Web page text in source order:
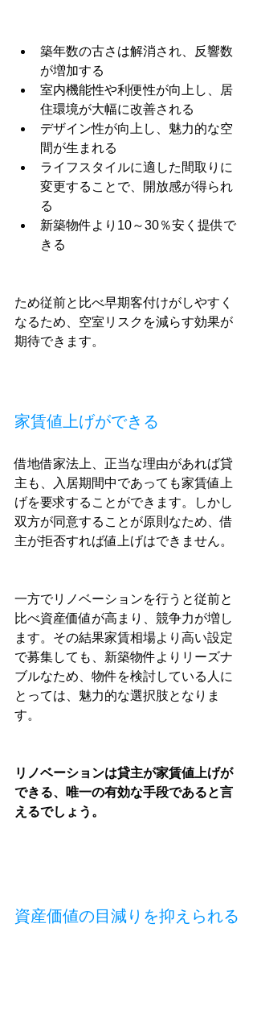
築年数の古さは解消され、反響数
が増加する
室内機能性や利便性が向上し、居
住環境が大幅に改善される
デザイン性が向上し、魅力的な空
間が生まれる
ライフスタイルに適した間取りに
変更することで、開放感が得られ
る
新築物件より10～30％安く提供で
きる
ため従前と比べ早期客付けがしやすく
なるため、空室リスクを減らす効果が
期待できます。
家賃値上げができる
借地借家法上、正当な理由があれば貸
主も、入居期間中であっても家賃値上
げを要求することができます。しかし
双方が同意することが原則なため、借
主が拒否すれば値上げはできません。
一方でリノベーションを行うと従前と
比べ資産価値が高まり、競争力が増し
ます。その結果家賃相場より高い設定
で募集しても、新築物件よりリーズナ
ブルなため、物件を検討している人に
とっては、魅力的な選択肢となりま
す。
リノベーションは貸主が家賃値上げが
できる、唯一の有効な手段であると言
えるでしょう。
資産価値の目減りを抑えられる